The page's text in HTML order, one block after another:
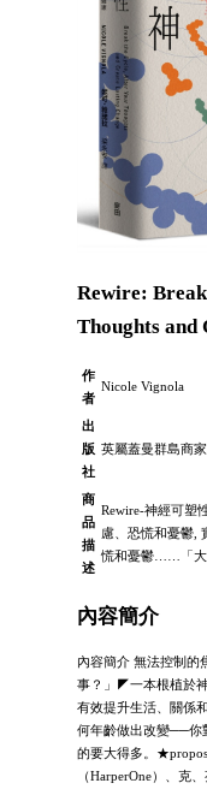
Rewire:
Thoughts and
作
者
Nicole Vignola
出
版
社
英屬蓋曼群島商
商
品
描
述
Rewire-神經可塑
慮、恐慌和憂鬱,
慌和憂鬱……「大
內容簡介
內容簡介 無法控制
事？」◤一本根植於
有效提升生活、關係
何年齡做出改變──你
的要大得多。
（HarperOne）、克